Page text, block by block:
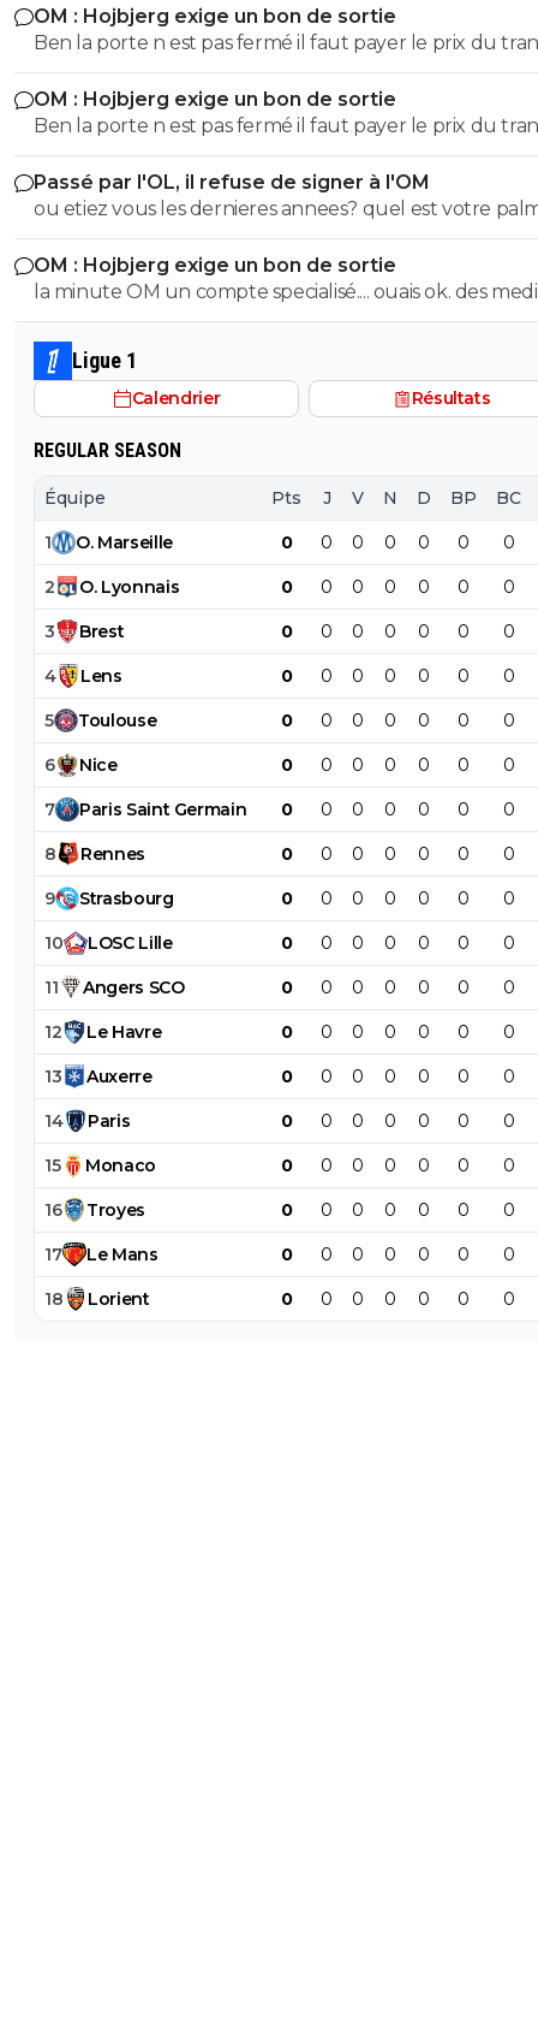
saluts nazis c ets tellemnt plus folklorique. le nombilisme et
la croyance que leur leur club est toujours mieux aue
autres..... alors qu il n a existé que 10 ans. ca fait pitie
OM : Hojbjerg exige un bon de sortie
Ben la porte n est pas fermé il faut payer le prix du
c est tout il veut partir ok ben le club qui le veut paye
est réglé...
OM : Hojbjerg exige un bon de sortie
Ben la porte n est pas fermé il faut payer le prix du
c est tout il veut partir ok ben le club qui le veut paye
est réglé...
Passé par l'OL, il refuse de signer à l'OM
ou etiez vous les dernieres annees? quel est votre palmares
en Europe? qu' avez vous de plus que l OM? ferme la
blaireau
OM : Hojbjerg exige un bon de sortie
la minute OM un compte specialisé.... ouais ok. des medias
comme le Phoceen qui est le plus credible, ne dit rien
chaque jour les autres savent des chosesssss. lol. n importe
quoi
Ligue 1
Calendrier Résultats
REGULAR SEASON
Équipe Pts J V N D BP BC
1 O. Marseille 0 0 0 0 0 0 0
2 O. Lyonnais 0 0 0 0 0 0 0
3 Brest 0 0 0 0 0 0 0
4 Lens 0 0 0 0 0 0 0
5 Toulouse 0 0 0 0 0 0 0
6 Nice 0 0 0 0 0 0 0
7 Paris Saint Germain 0 0 0 0 0 0 0
8 Rennes 0 0 0 0 0 0 0
9 Strasbourg 0 0 0 0 0 0 0
10 LOSC Lille 0 0 0 0 0 0 0
11 Angers SCO 0 0 0 0 0 0 0
12 Le Havre 0 0 0 0 0 0 0
13 Auxerre 0 0 0 0 0 0 0
14 Paris 0 0 0 0 0 0 0
15 Monaco 0 0 0 0 0 0 0
16 Troyes 0 0 0 0 0 0 0
17 Le Mans 0 0 0 0 0 0 0
18 Lorient 0 0 0 0 0 0 0